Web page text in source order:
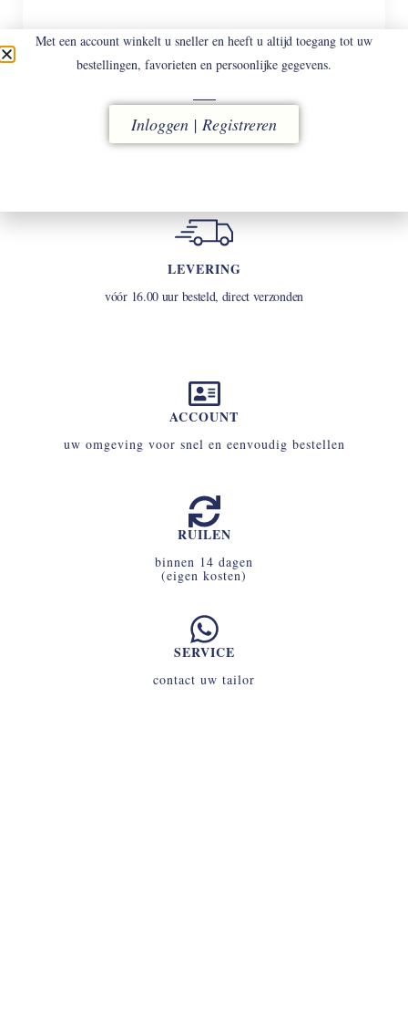
DRESSLERSENDRIK 23125/71
Wol/Linnen/Zijden Jasje.
LEVERING
vóór 16.00 uur besteld, direct verzonden
ACCOUNT
uw omgeving voor snel en eenvoudig bestellen
RUILEN
binnen 14 dagen
(eigen kosten)
SERVICE
contact uw tailor
Met een account winkelt u sneller en heeft u altijd toegang tot uw
bestellingen, favorieten en persoonlijke gegevens.
Inloggen | Registreren